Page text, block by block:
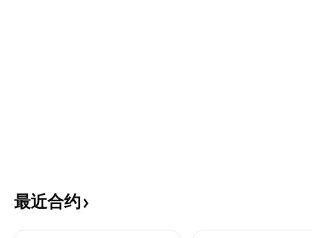
最近合约